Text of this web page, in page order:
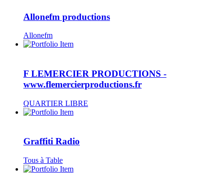
Allonefm productions
Allonefm
F LEMERCIER PRODUCTIONS -
www.flemercierproductions.fr
QUARTIER LIBRE
Graffiti Radio
Tous à Table